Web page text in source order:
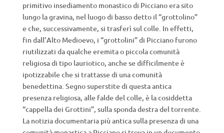
primitivo insediamento monastico di Picciano era sito
lungo la gravina, nel luogo di basso detto il “grottolino”
e che, successivamente, si trasferì sul colle. In effetti,
fin dall’Alto Medioevo, i “grottolini” di Picciano furono
riutilizzati da qualche eremita o piccola comunità
religiosa di tipo lauriotico, anche se difficilmente è
ipotizzabile che si trattasse di una comunità
benedettina. Segno superstite di questa antica
presenza religiosa, alle falde del colle, è la cosiddetta
“cappella dei Grottini”, sulla sponda destra del torrente.
La notizia documentaria più antica sulla presenza di una